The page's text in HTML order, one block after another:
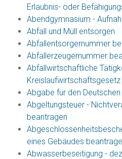
Erlaubnis- oder
Abendgymnasium -
Abfall und Müll entsorgen
Abfallentsorgernummer
Abfallerzeugernummer
Abfallwirtschaftliche
Kreislaufwirtschaftsgesetz
Abgabe für den
Abgeltungsteuer -
beantragen
eines Gebäudes
Abwasserbeseitigung -